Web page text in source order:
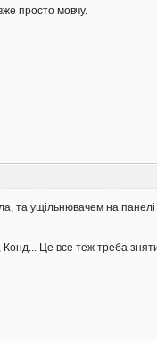
просто мовчу.
та ущільнювачем на
Це все теж треба